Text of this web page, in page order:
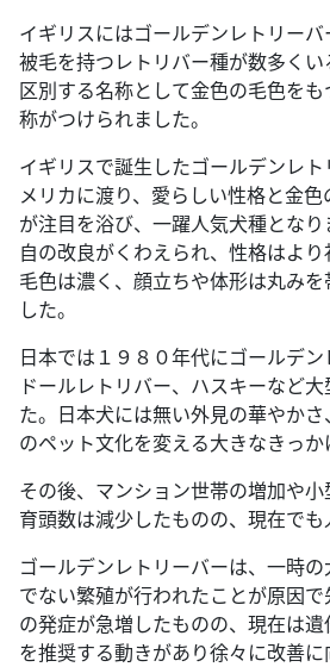
イギリスにはゴールデンレトリー
被毛を持つレトリバー種が数多く
区別する名称として金色の毛色を
称がつけられました。
イギリスで誕生したゴールデンレ
メリカに渡り、愛らしい性格と金
が注目を浴び、一躍人気犬種とな
自の改良がくわえられ、性格はより
毛色は濃く、顔立ちや体形は丸み
した。
日本では１９８０年代にゴールデ
ドールレトリバー、ハスキーなど
た。日本犬には無い外見の華やか
のペット文化を変える大きなきっか
その後、マンション世帯の増加や
育頭数は減少したものの、現在でも
ゴールデンレトリーバーは、一時
でない繁殖が行われたことが原因
の発症が急増したものの、現在は
を推奨する動きがあり徐々に改善に